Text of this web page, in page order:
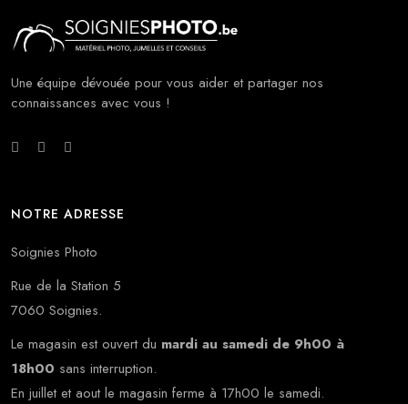
Une équipe dévouée pour vous aider et partager nos
connaissances avec vous !
NOTRE ADRESSE
Soignies Photo
Rue de la Station 5
7060 Soignies.
Le magasin est ouvert du mardi au samedi de 9h00 à
18h00 sans interruption.
En juillet et aout le magasin ferme à 17h00 le samedi.